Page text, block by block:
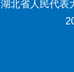
湖北省人民代表